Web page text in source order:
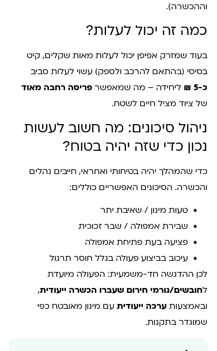
וההכשרה).
כמה זה יכול לעלות?
בעוד שמזרק אפיפן יכול לעלות מאות שקלים, קיט
בסיסי (בהתאם להרכב ולספק) עשוי לעלות סביב
כ-5 ₪
ליחידה – מה שמאפשר פריסה רחבה מאוד
של ציוד מציל חיים לשטח.
ניהול סיכונים: מה חשוב לעשות
נכון כדי שזה יהיה בטוח?
כדי שהמהלך יהיה בטיחותי ואחראי, חייבים נהלים
והכשרה. הסיכונים האפשריים כוללים:
טעות מינון / שאיבת יתר
שבירת אמפולה / שבר זכוכית
פציעה בעת פתיחת אמפולה
עיכוב בביצוע פעולה בגלל חוסר תרגול
לכן ההדגשה חד-משמעית: הפעולה מיועדת
לחובשים/גורמי חירום שעברו הכשרה ייעודית,
ובאמצעות ערכה ייעודית עם מינון מאובטח כפי
שמוגדר בתקנות.